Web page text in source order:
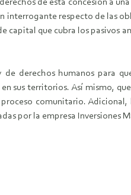
de esta concesión a
interrogante respecto de las
que cubra los pasivos
derechos humanos para
sus territorios. Así mismo,
comunitario.
por la empresa Inversiones